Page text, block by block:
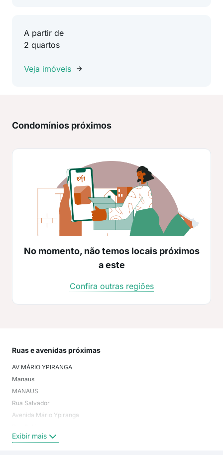
A partir de
2 quartos
Veja imóveis
Condomínios próximos
No momento, não temos locais próximos
a este
Confira outras regiões
Ruas e avenidas próximas
AV MÁRIO YPIRANGA
Manaus
MANAUS
Rua Salvador
Avenida Mário Ypiranga
Avenida Djalma Batista
Exibir mais